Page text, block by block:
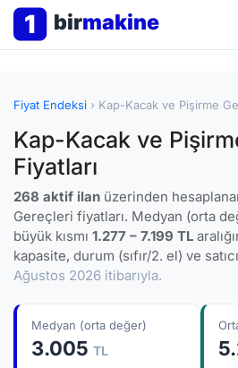
1 birmakine
Fiyat Endeksi › Kap-Kacak ve Pişirme
Kap-Kacak ve
Fiyatları
268 aktif ilan üzerinden
Gereçleri fiyatları. Medyan (orta
büyük kısmı 1.277 – 7.199 TL
kapasite, durum (sıfır/2. el) ve
Ağustos 2026 itibarıyla.
Medyan (orta değer)
3.005 TL